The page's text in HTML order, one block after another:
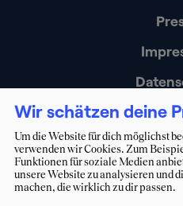
Erklärung zur
Wir schätzen deine
Um die Website für dich möglichst
verwenden wir Cookies. Zum
Funktionen für soziale Medien
unsere Website zu analysieren und
machen, die wirklich zu dir passen.